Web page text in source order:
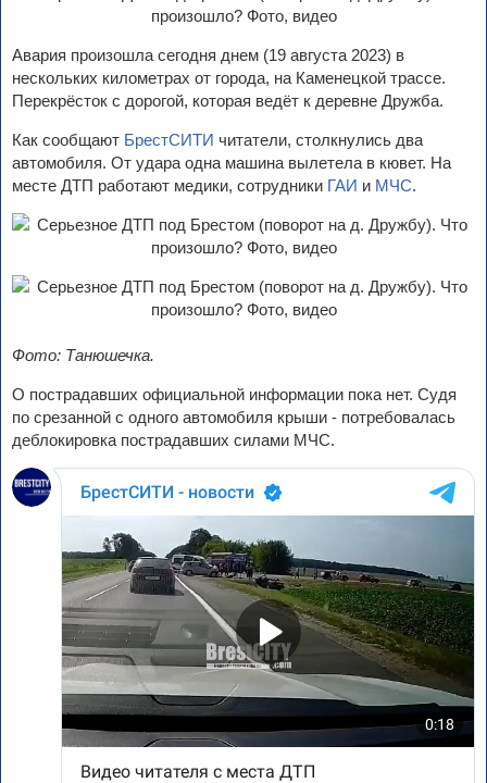
Авария произошла сегодня днем (19 августа 2023) в
нескольких километрах от города, на Каменецкой трассе.
Перекрёсток с дорогой, которая ведёт к деревне Дружба.
Как сообщают БрестСИТИ читатели, столкнулись два
автомобиля. От удара одна машина вылетела в кювет. На
месте ДТП работают медики, сотрудники ГАИ и МЧС.
Фото: Танюшечка.
О пострадавших официальной информации пока нет. Судя
по срезанной с одного автомобиля крыши - потребовалась
деблокировка пострадавших силами МЧС.